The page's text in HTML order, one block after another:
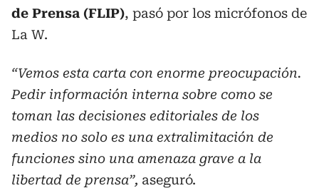
de Prensa (FLIP), pasó por los micrófonos de
La W.
“Vemos esta carta con enorme preocupación.
Pedir información interna sobre como se
toman las decisiones editoriales de los
medios no solo es una extralimitación de
funciones sino una amenaza grave a la
libertad de prensa”, aseguró.